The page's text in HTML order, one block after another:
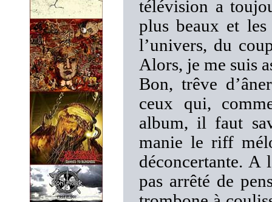
télévision a
plus beaux et
l’univers, du
Alors, je me suis
Bon, trêve
ceux qui,
album, il faut
manie le riff
déconcertante. A
pas arrêté de